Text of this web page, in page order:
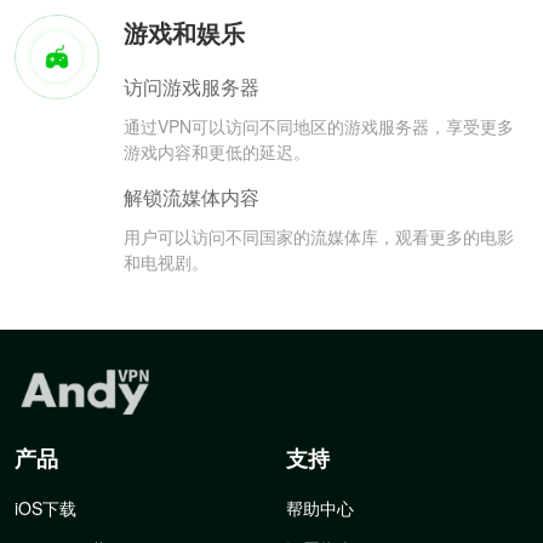
游戏和娱乐
访问游戏服务器
通过VPN可以访问不同地区的游戏服务器，享受更多
游戏内容和更低的延迟。
解锁流媒体内容
用户可以访问不同国家的流媒体库，观看更多的电影
和电视剧。
产品
iOS下载
支持
帮助中心